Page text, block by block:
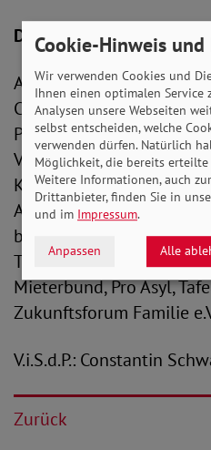
Dem Bündnis gehören
AWO Bundesverband
Caritasverband e.V.,
Paritätische
Volkssolidarität, DGB,
Koordinierungsstelle
Arbeitslosengruppen
bestehen,
Tacheles e.V.,
Mieterbund, Pro Asyl,
Zukunftsforum Familie
V.i.S.d.P.: Constantin
Zurück
Cookie-Hinweis
Wir verwenden Cookies und
Ihnen einen optimalen Service
Analysen unsere Webseiten
selbst entscheiden, welche
verwenden dürfen. Natürlich
Möglichkeit, die bereits
Weitere Informationen, auch
Drittanbieter, finden Sie in
und im Impressum.
Anpassen Alle